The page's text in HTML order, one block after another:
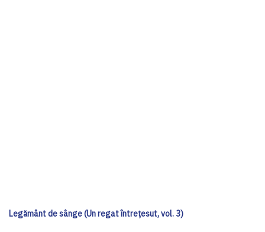
Legământ de sânge (Un regat întrețesut, vol. 3)